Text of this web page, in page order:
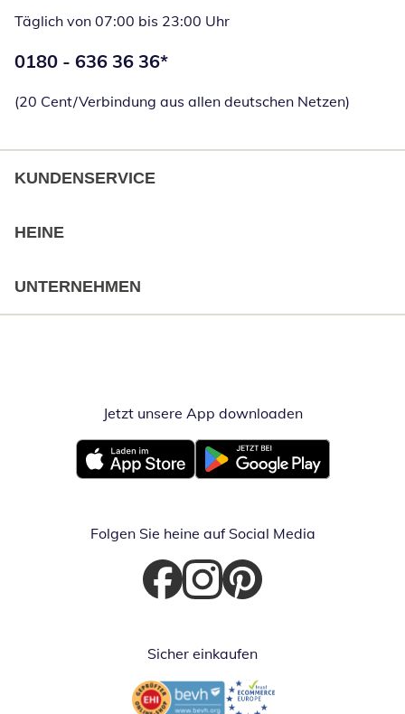
Täglich von 07:00 bis 23:00 Uhr
Telefonnummer:
0180 - 636 36 36*
(20 Cent/Verbindung aus allen deutschen Netzen)
KUNDENSERVICE
HEINE
UNTERNEHMEN
Jetzt unsere App downloadenÖffnet in
Öffnet in neuem FensterÖffnet in neuem Fenster
Folgen Sie heine auf Social Media
Öffnet in neuem Fenster
Öffnet in neuem Fenster
Öffnet in neuem Fenster
Sicher einkaufen